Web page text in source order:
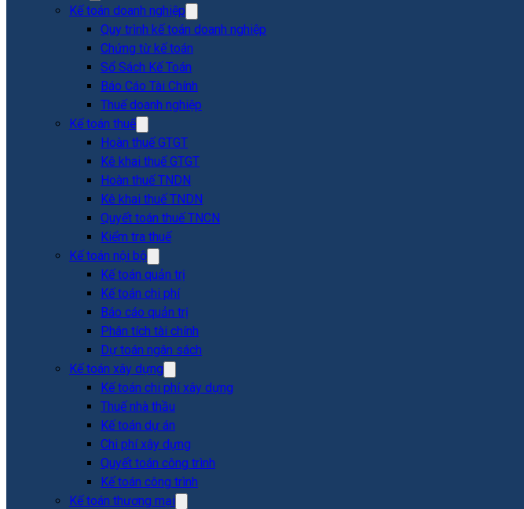
Kế toán doanh nghiệp
Quy trình kế toán doanh nghiệp
Chứng từ kế toán
Sổ Sách Kế Toán
Báo Cáo Tài Chính
Thuế doanh nghiệp
Kế toán thuế
Hoàn thuế GTGT
Kê khai thuế GTGT
Hoàn thuế TNDN
Kê khai thuế TNDN
Quyết toán thuế TNCN
Kiểm tra thuế
Kế toán nội bộ
Kế toán quản trị
Kế toán chi phí
Báo cáo quản trị
Phân tích tài chính
Dự toán ngân sách
Kế toán xây dựng
Kế toán chi phí xây dựng
Thuế nhà thầu
Kế toán dự án
Chi phí xây dựng
Quyết toán công trình
Kế toán công trình
Kế toán thương mại